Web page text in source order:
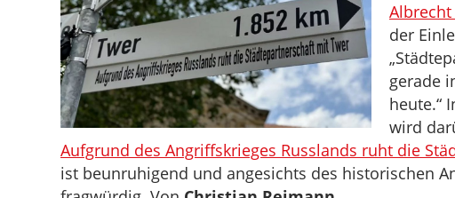
der
gerade
heute.“
wird
Aufgrund des Angriffskrieges Russlands ruht die
ist beunruhigend und angesichts des historischen